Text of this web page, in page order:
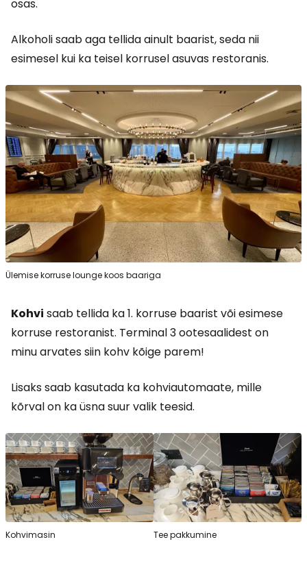
osas.
Alkoholi saab aga tellida ainult baarist, seda nii
esimesel kui ka teisel korrusel asuvas restoranis.
Ülemise korruse lounge koos baariga
Kohvi saab tellida ka 1. korruse baarist või esimese
korruse restoranist. Terminal 3 ootesaalidest on
minu arvates siin kohv kõige parem!
Lisaks saab kasutada ka kohviautomaate, mille
kõrval on ka üsna suur valik teesid.
Kohvimasin Tee pakkumine